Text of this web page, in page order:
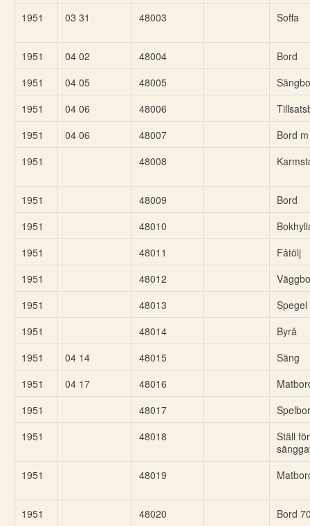
1951 03 31 48003 Soffa
1951 04 02 48004
Bord
1951
04 05 48005
1951
04 06 48006
1951
04 06 48007
Bord
1951
48008
1951 48009
Bord
1951
48010
1951
48011
Fåtölj
1951
48012
1951
48013
Spegel
1951
48014
Byrå
1951
04 14 48015
Säng
1951
04 17 48016
1951
48017
1951
48018
Ställ för
1951
48019
1951 48020 Bord